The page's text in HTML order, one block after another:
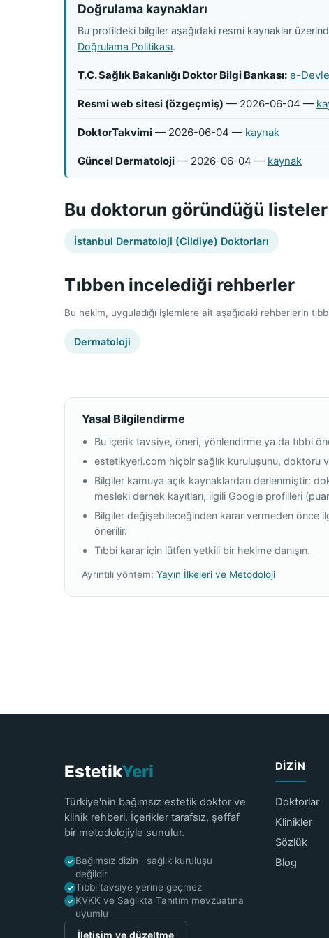
Doğrulama kaynakları
Bu profildeki bilgiler aşağıdaki resmi kaynaklar
Doğrulama Politikası.
T.C. Sağlık Bakanlığı Doktor Bilgi Bankası: e-
Resmi web sitesi (özgeçmiş) — 2026-06-04 —
DoktorTakvimi — 2026-06-04 — kaynak
Güncel Dermatoloji — 2026-06-04 — kaynak
Bu doktorun göründüğü listeler
İstanbul Dermatoloji (Cildiye) Doktorları
Tıbben incelediği rehberler
Bu hekim, uyguladığı işlemlere ait aşağıdaki rehberlerin
Dermatoloji
Yasal Bilgilendirme
Bu içerik tavsiye, öneri, yönlendirme ya da tıbbi
estetikyeri.com hiçbir sağlık kuruluşunu, doktoru
Bilgiler kamuya açık kaynaklardan derlenmiştir:
mesleki dernek kayıtları, ilgili Google profilleri
Bilgiler değişebileceğinden karar vermeden önce
önerilir.
Tıbbi karar için lütfen yetkili bir hekime danışın.
Ayrıntılı yöntem: Yayın İlkeleri ve Metodoloji
EstetikYeri
Türkiye'nin bağımsız estetik doktor ve
klinik rehberi. İçerikler tarafsız, şeffaf
bir metodolojiyle sunulur.
✓ Bağımsız dizin · sağlık kuruluşu
değildir
✓ Tıbbi tavsiye yerine geçmez
✓ KVKK ve Sağlıkta Tanıtım mevzuatına
uyumlu
İletişim ve düzeltme
DIZIN
Doktorlar
Klinikler
Sözlük
Blog